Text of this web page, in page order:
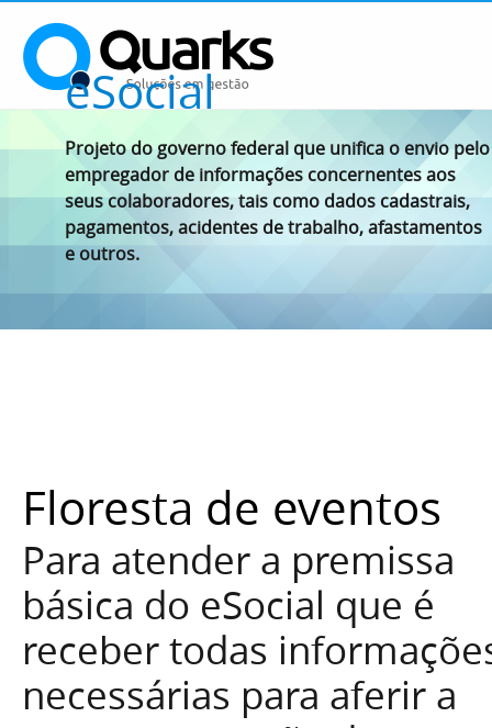
eSocial
Projeto do governo federal que unifica o envio pelo
empregador de informações concernentes aos
seus colaboradores, tais como dados cadastrais,
pagamentos, acidentes de trabalho, afastamentos
e outros.
Floresta de eventos
Para atender a premissa
básica do eSocial que é
receber todas
necessárias para aferir a